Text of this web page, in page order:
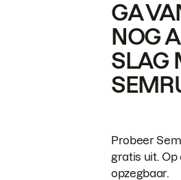
GA
NOG
SLAG
Probeer
gratis uit.
opzegbaar.